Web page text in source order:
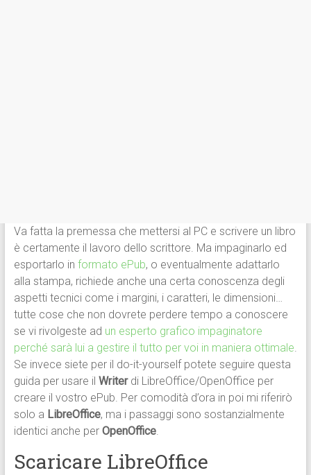
Va fatta la premessa che mettersi al PC e scrivere un libro
è certamente il lavoro dello scrittore. Ma impaginarlo ed
esportarlo in formato ePub, o eventualmente adattarlo
alla stampa, richiede anche una certa conoscenza degli
aspetti tecnici come i margini, i caratteri, le dimensioni…
tutte cose che non dovrete perdere tempo a conoscere
se vi rivolgeste ad un esperto grafico impaginatore
perché sarà lui a gestire il tutto per voi in maniera ottimale
Se invece siete per il do-it-yourself potete seguire questa
guida per usare il Writerdi LibreOffice/OpenOffice per
creare il vostro ePub. Per comodità d’ora in poi mi riferirò
solo a LibreOffice, ma i passaggi sono sostanzialmente
identici anche per OpenOffice.
Scaricare LibreOffice